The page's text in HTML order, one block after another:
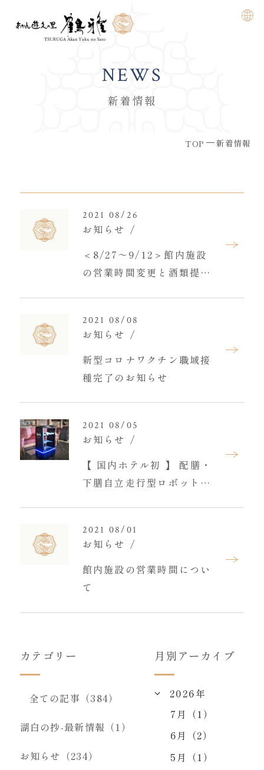
NEWS
新着情報
TOP 新着情報
2021 08/26
お知らせ
＜8/27～9/12＞館内施設
の営業時間変更と酒類提供
2021 08/08
お知らせ
新型コロナワクチン職域接
種完了のお知らせ
2021 08/05
お知らせ
【 国内ホテル初 】 配膳・
下膳自立走行型ロボット
2021 08/01
お知らせ
館内施設の営業時間につい
て
カテゴリー
全ての記事（384）
湖白の抄‐最新情報（1）
お知らせ（234）
月別アーカイブ
2026年
7月（1）
6月（2）
5月（1）